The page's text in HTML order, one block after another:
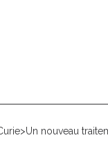
>Un nouveau